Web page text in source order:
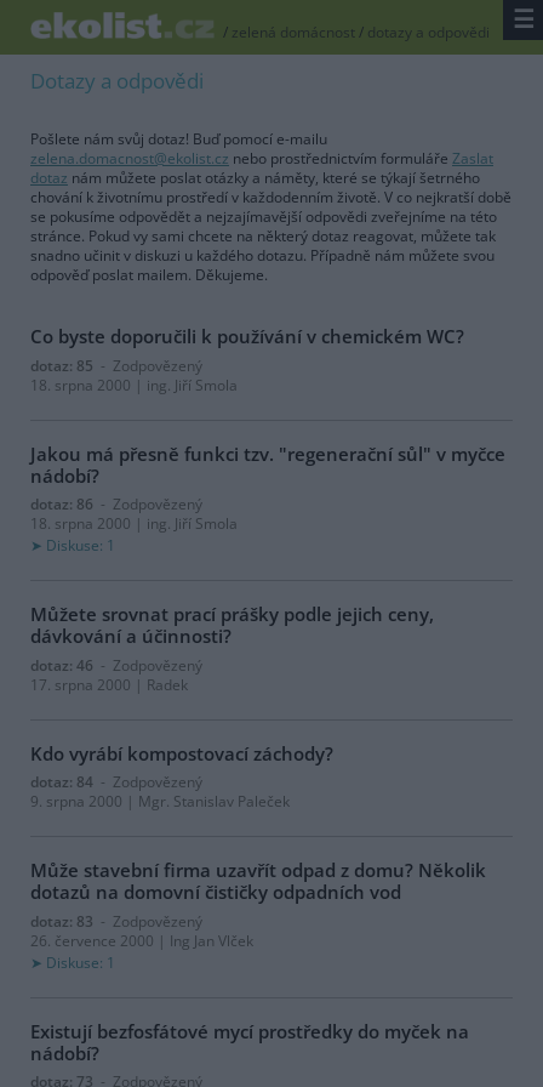
/ zelená domácnost/ dotazy a odpovědi ☰
Dotazy a odpovědi
Pošlete nám svůj dotaz! Buď pomocí e-mailu
zelena.domacnost@ekolist.cz nebo prostřednictvím formuláře Zaslat
dotaz nám můžete poslat otázky a náměty, které se týkají šetrného
chování k životnímu prostředí v každodenním životě. V co nejkratší době
se pokusíme odpovědět a nejzajímavější odpovědi zveřejníme na této
stránce. Pokud vy sami chcete na některý dotaz reagovat, můžete tak
snadno učinit v diskuzi u každého dotazu. Případně nám můžete svou
odpověď poslat mailem. Děkujeme.
Co byste doporučili k používání v chemickém WC?
dotaz: 85 - Zodpovězený
18. srpna 2000 | ing. Jiří Smola
Jakou má přesně funkci tzv. "regenerační sůl" v myčce
nádobí?
dotaz: 86 - Zodpovězený
18. srpna 2000 | ing. Jiří Smola
Diskuse: 1
Můžete srovnat prací prášky podle jejich ceny,
dávkování a účinnosti?
dotaz: 46 - Zodpovězený
17. srpna 2000 | Radek
Kdo vyrábí kompostovací záchody?
dotaz: 84 - Zodpovězený
9. srpna 2000 | Mgr. Stanislav Paleček
Může stavební firma uzavřít odpad z domu? Několik
dotazů na domovní čističky odpadních vod
dotaz: 83 - Zodpovězený
26. července 2000 | Ing Jan Vlček
Diskuse: 1
Existují bezfosfátové mycí prostředky do myček na
nádobí?
dotaz: 73 - Zodpovězený